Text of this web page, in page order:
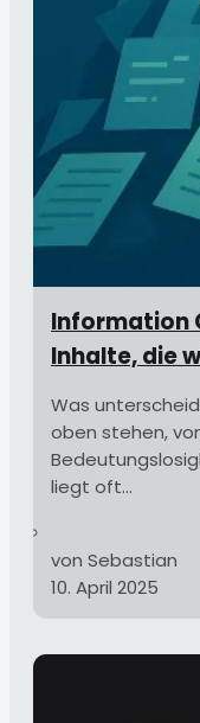
Information
Inhalte, die
Was
oben stehen,
liegt oft...
von Sebastian
10. April 2025